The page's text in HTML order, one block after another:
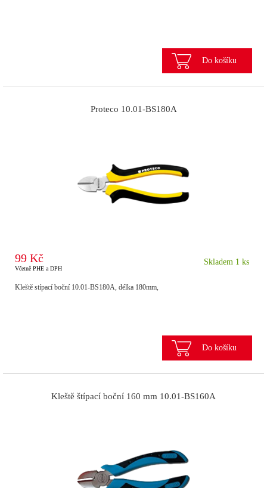
Do košíku
Proteco 10.01-BS180A
99 Kč
Včetně PHE a DPH
Skladem 1 ks
Kleště stípací boční 10.01-BS180A, délka 180mm,
Do košíku
Kleště štípací boční 160 mm 10.01-BS160A